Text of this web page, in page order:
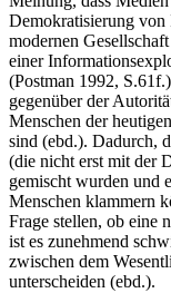
Demokratisierung
modernen
einer
(Postman 1992,
gegenüber der
Menschen der
sind (ebd.). Dadurch,
(die nicht erst mit der
gemischt wurden und
Menschen klammern
Frage stellen, ob eine
ist es zunehmend
zwischen dem
unterscheiden (ebd.).